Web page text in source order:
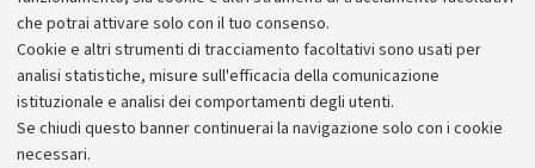
che potrai attivare solo con il tuo consenso.
Cookie e altri strumenti di tracciamento facoltativi sono usati per
analisi statistiche, misure sull'efficacia della comunicazione
istituzionale e analisi dei comportamenti degli utenti.
Se chiudi questo banner continuerai la navigazione solo con i cookie
necessari.
Piano strategico
Bilanci
Donazioni e 5x1000